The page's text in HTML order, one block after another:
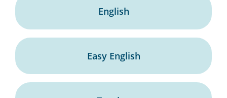
English
Easy English